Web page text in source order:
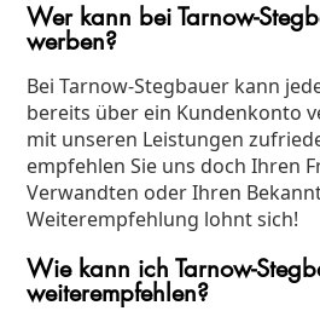
Wer kann bei Tarnow-
werben?
Bei Tarnow-Stegbauer kann
bereits über ein Kundenkonto
mit unseren Leistungen
empfehlen Sie uns doch Ihren
Verwandten oder Ihren
Weiterempfehlung lohnt sich!
Wie kann ich Tarnow-
weiterempfehlen?